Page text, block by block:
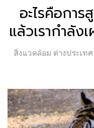
อะไรคือกา
แล้วเรากำลั
Categories:
สิ่งแวดล้อม ต่างประเทศ